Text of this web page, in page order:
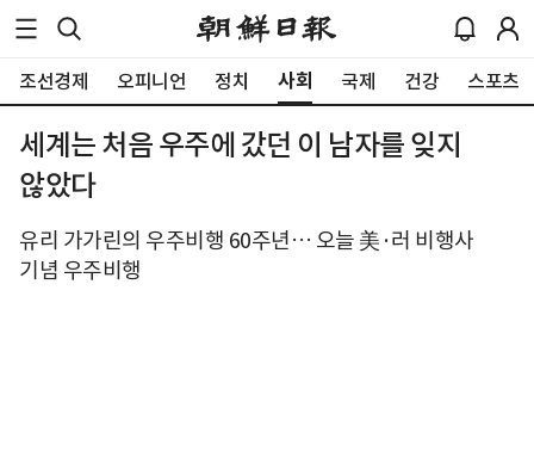
조선경제 오피니언 정치 사회 국제 건강 스포츠
세계는 처음 우주에 갔던 이 남자를 잊지
않았다
유리 가가린의 우주비행 60주년… 오늘 美·러 비행사
기념 우주비행